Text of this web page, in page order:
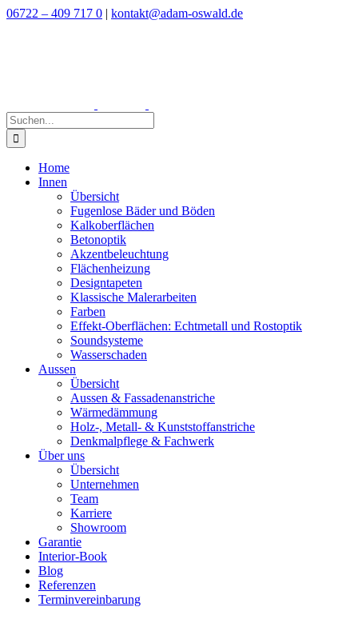
Zum
06722 – 409 717 0 | kontakt@adam-oswald.de
Suche
nach:
Home
Innen
Übersicht
Fugenlose Bäder und Böden
Kalkoberflächen
Betonoptik
Akzentbeleuchtung
Flächenheizung
Designtapeten
Klassische Malerarbeiten
Farben
Effekt-Oberflächen: Echtmetall und Rostoptik
Soundsysteme
Wasserschaden
Aussen
Übersicht
Aussen & Fassadenanstriche
Wärmedämmung
Holz-, Metall- & Kunststoffanstriche
Denkmalpflege & Fachwerk
Über uns
Übersicht
Unternehmen
Team
Karriere
Showroom
Garantie
Interior-Book
Blog
Referenzen
Terminvereinbarung